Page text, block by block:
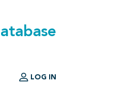
LOG IN